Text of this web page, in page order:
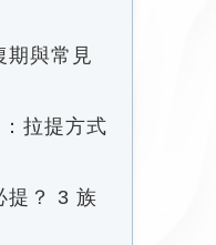
期與常見
拉提方式
提？ 3 族